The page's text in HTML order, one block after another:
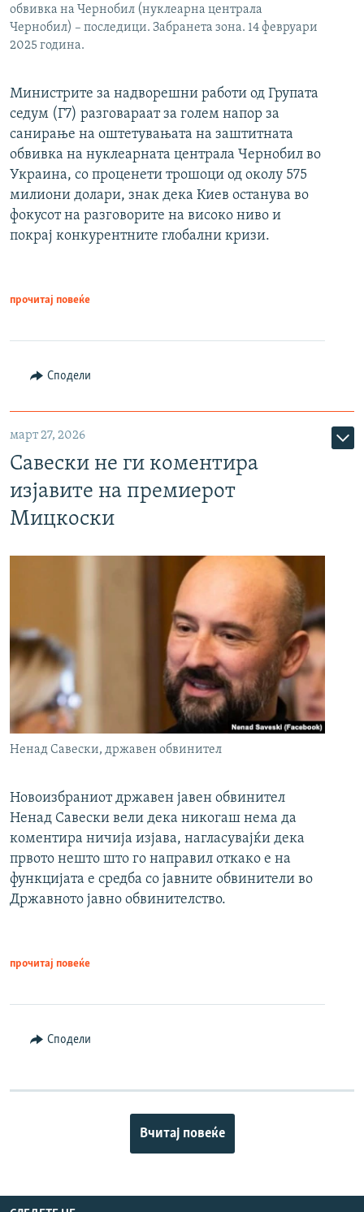
обвивка на Чернобил (нуклеарна централа
Чернобил) – последици. Забранета зона. 14 февруари
2025 година.
Министрите за надворешни работи од Групата
седум (Г7) разговараат за голем напор за
санирање на оштетувањата на заштитната
обвивка на нуклеарната централа Чернобил во
Украина, со проценети трошоци од околу 575
милиони долари, знак дека Киев останува во
фокусот на разговорите на високо ниво и
покрај конкурентните глобални кризи.
прочитај повеќе
Сподели
март 27, 2026
Савески не ги коментира
изјавите на премиерот
Мицкоски
Ненад Савески, државен обвинител
Новоизбраниот државен јавен обвинител
Ненад Савески вели дека никогаш нема да
коментира ничија изјава, нагласувајќи дека
првото нешто што го направил откако е на
функцијата е средба со јавните обвинители во
Државното јавно обвинителство.
прочитај повеќе
Сподели
Вчитај повеќе